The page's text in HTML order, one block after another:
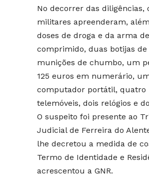
No decorrer das diligências,
militares apreenderam,
doses de droga e da arma
comprimido, duas botijas de
munições de chumbo, um
125 euros em numerário,
computador portátil, quatro
telemóveis, dois relógios e
O suspeito foi presente ao
Judicial de Ferreira do
lhe decretou a medida de
Termo de Identidade e
acrescentou a GNR.